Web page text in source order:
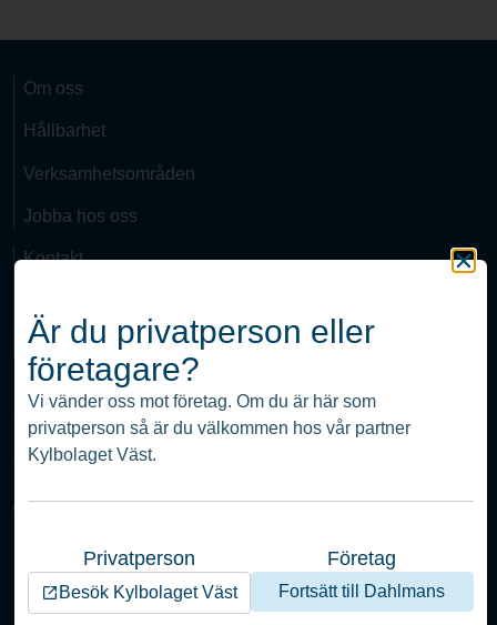
Om oss
Hållbarhet
Verksamhetsområden
Jobba hos oss
Kontakt
Integritetspolicy
Edingsvägen 6
451 52 Uddevalla
info(at)dahlmans.com
Tel: 0522-12470
© Nordic Climate Group
Är du privatperson eller
företagare?
Vi vänder oss mot företag. Om du är här som
privatperson så är du välkommen hos vår partner
Kylbolaget Väst.
Privatperson
Besök Kylbolaget Väst
Företag
Fortsätt till Dahlmans